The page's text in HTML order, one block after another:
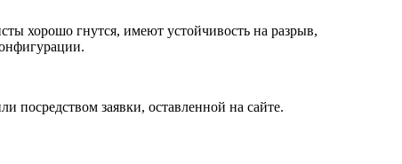
хорошо гнутся, имеют устойчивость на разрыв,
посредством заявки, оставленной на сайте.